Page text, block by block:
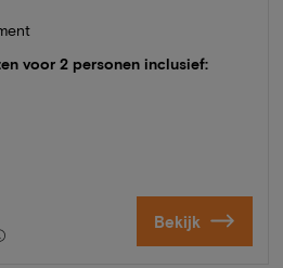
voor 2 personen inclusief:
Bekijk